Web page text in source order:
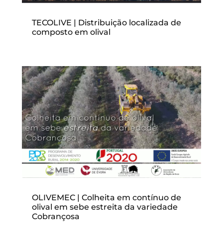
TECOLIVE | Distribuição localizada de
composto em olival
OLIVEMEC | Colheita em contínuo de
olival em sebe estreita da variedade
Cobrançosa